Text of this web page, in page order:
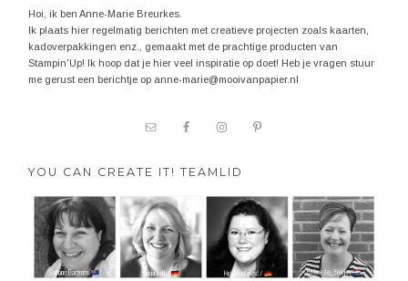
Hoi, ik ben Anne-Marie Breurkes.
Ik plaats hier regelmatig berichten met creatieve projecten zoals kaarten,
kadoverpakkingen enz., gemaakt met de prachtige producten van
Stampin'Up! Ik hoop dat je hier veel inspiratie op doet! Heb je vragen stuur
me gerust een berichtje op anne-marie@mooivanpapier.nl
YOU CAN CREATE IT! TEAMLID